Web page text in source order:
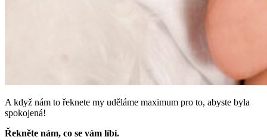
A když nám to řeknete my uděláme maximum pro to, abyste byla
spokojená!
Řekněte nám, co se vám líbí.